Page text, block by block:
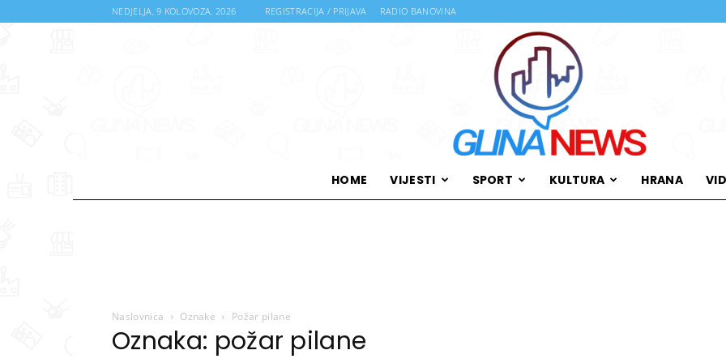
NEDJELJA, 9 KOLOVOZA, 2026 REGISTRACIJA / PRIJAVA RADIO BANOVINA
HOME VIJESTI SPORT KULTURA HRANA
Naslovnica Oznake Požar pilane
Oznaka: požar pilane